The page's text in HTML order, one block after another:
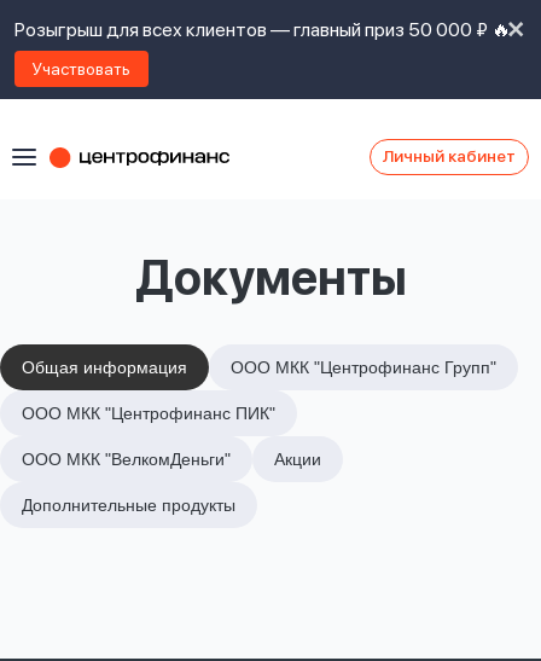
Розыгрыш для всех клиентов — главный приз 50 000 ₽ 🔥
Участвовать
Личный кабинет
Документы
Общая информация ООО МКК "Центрофинанс Групп"
ООО МКК "Центрофинанс ПИК"
ООО МКК "ВелкомДеньги" Акции
Дополнительные продукты
ознакомлен
предоставления
займов,
политикой
сайта,
согласие
обработку